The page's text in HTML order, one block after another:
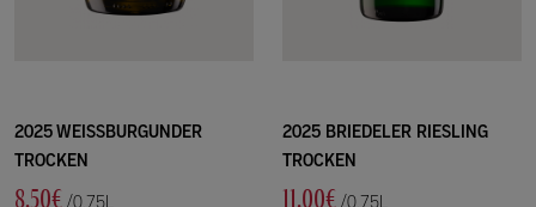
2025 WEISSBURGUNDER
TROCKEN
8.50€
2025 BRIEDELER RIESLING
TROCKEN
11.00€